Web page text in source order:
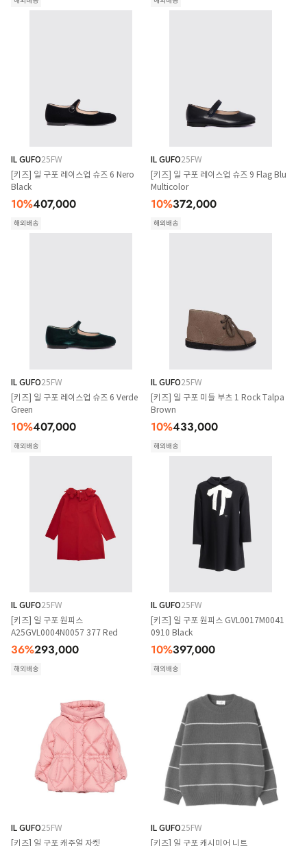
IL GUFO25FW
[키즈] 일 구포 레이스업 슈즈 6 Nero
Black
10%407,000
해외배송
IL GUFO25FW
[키즈] 일 구포 레이스업 슈즈 9 Flag Blu
Multicolor
10%372,000
해외배송
IL GUFO25FW
[키즈] 일 구포 레이스업 슈즈 6 Verde
Green
10%407,000
해외배송
IL GUFO25FW
[키즈] 일 구포 미들 부츠 1 Rock Talpa
Brown
10%433,000
해외배송
IL GUFO25FW
[키즈] 일 구포 원피스
A25GVL0004N0057 377 Red
36%293,000
해외배송
IL GUFO25FW
[키즈] 일 구포 원피스 GVL0017M0041
0910 Black
10%397,000
해외배송
IL GUFO25FW
[키즈] 일 구포 캐주얼 자켓
IL GUFO25FW
[키즈] 일 구포 캐시미어 니트